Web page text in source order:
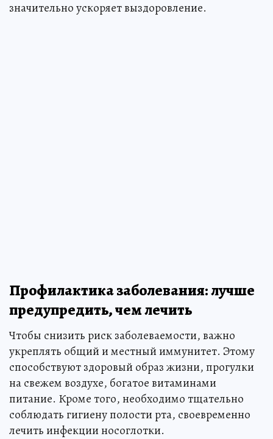
значительно ускоряет выздоровление.
Профилактика заболевания: лучше
предупредить, чем лечить
Чтобы снизить риск заболеваемости, важно
укреплять общий и местный иммунитет. Этому
способствуют здоровый образ жизни, прогулки
на свежем воздухе, богатое витаминами
питание. Кроме того, необходимо тщательно
соблюдать гигиену полости рта, своевременно
лечить инфекции носоглотки.